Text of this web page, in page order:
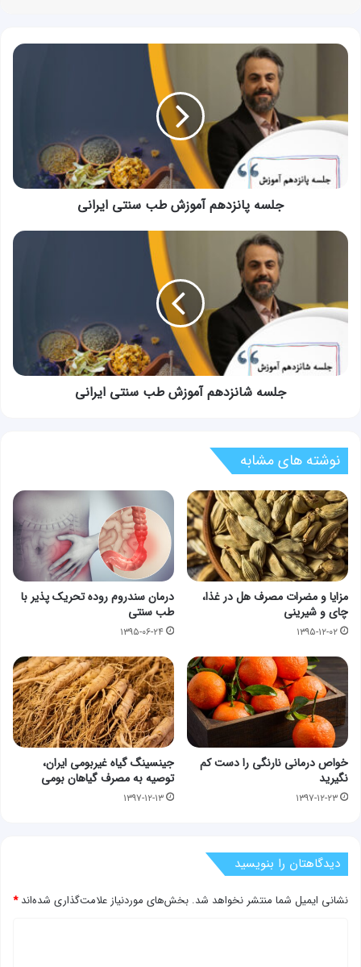
جلسه
سنتی
ایرانی
جلسه پانزدهم آموزش طب سنتی ایرانی
جلسه
سنتی
ایرانی
جلسه شانزدهم آموزش طب سنتی ایرانی
نوشته های مشابه
مزایا و مضرات مصرف هل در غذا،
چای و شیرینی
۱۳۹۵-۱۲-۰۲
درمان سندروم روده تحریک پذیر با
طب سنتی
۱۳۹۵-۰۶-۲۴
خواص درمانی نارنگی را دست کم
نگیرید
۱۳۹۷-۱۲-۲۳
جینسینگ گیاه غیربومی ایران،
توصیه به مصرف گیاهان بومی
۱۳۹۷-۱۲-۱۳
دیدگاهتان را بنویسید
نشانی ایمیل شما منتشر نخواهد شد. بخش‌های موردنیاز علامت‌گذاری شده‌اند*